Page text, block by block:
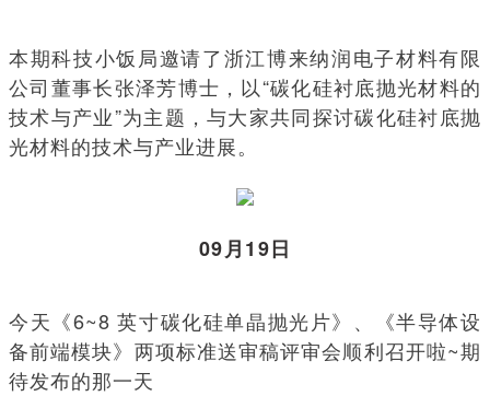
本期科技小饭局邀请了浙江博来纳润电子材料有限
公司董事长张泽芳博士，以“碳化硅衬底抛光材料的
技术与产业”为主题，与大家共同探讨碳化硅衬底抛
光材料的技术与产业进展。
09月19日
今天《6~8 英寸碳化硅单晶抛光片》、《半导体设
备前端模块》两项标准送审稿评审会顺利召开啦~期
待发布的那一天